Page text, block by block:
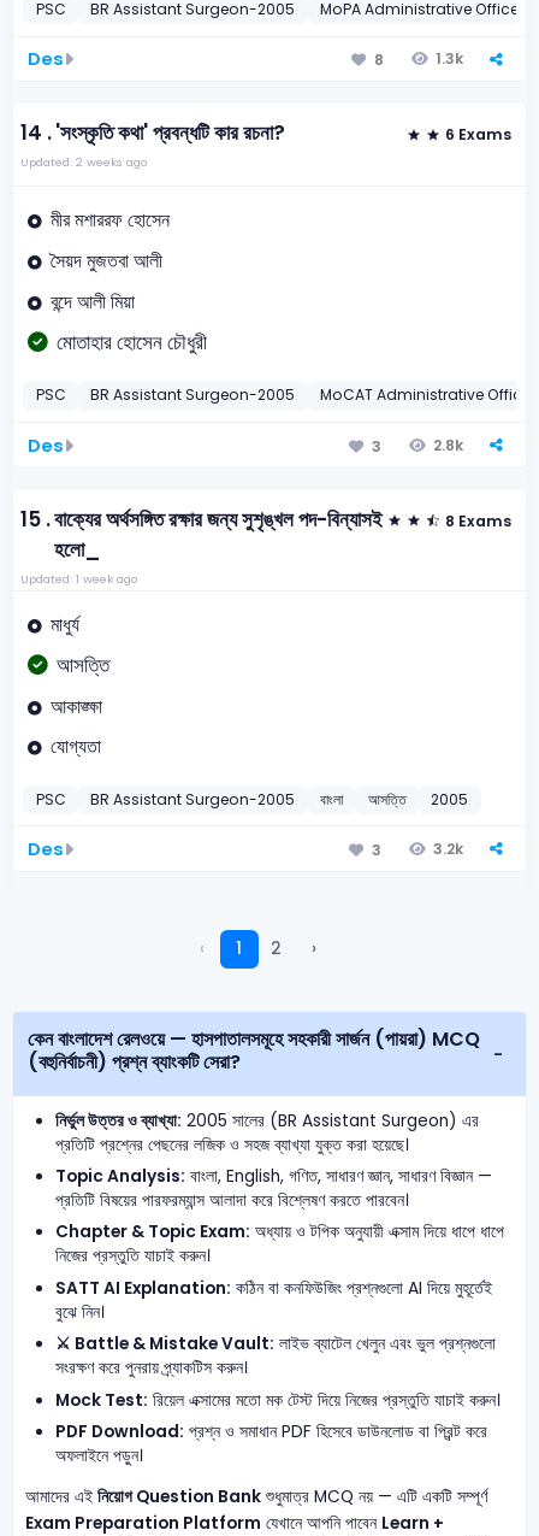
PSC BR Assistant Surgeon-2005 MoPA Administrative Officer-
Des 8 1.3k
14 .'সংস্কৃতি কথা' প্রবন্ধটি কার রচনা? 6 Exams
Updated: 2 weeks ago
মীর মশাররফ হোসেন
সৈয়দ মুজতবা আলী
বন্দে আলী মিয়া
মোতাহার হোসেন চৌধুরী
PSC BR Assistant Surgeon-2005 MoCAT Administrative
Des 3 2.8k
15 .বাক্যের অর্থসঙ্গিত রক্ষার জন্য সুশৃঙ্খল পদ-বিন্যাসই
হলো_
8 Exams
Updated: 1 week ago
মাধুর্য
আসত্তি
আকাঙ্ক্ষা
যোগ্যতা
PSC BR Assistant Surgeon-2005 বাংলা আসত্তি 2005
Des 3 3.2k
‹ 1 2 ›
কেন বাংলাদেশ রেলওয়ে — হাসপাতালসমূহে সহকারী সার্জন (পায়রা) MCQ
(বহুনির্বাচনী) প্রশ্ন ব্যাংকটি সেরা?
নির্ভুল উত্তর ও ব্যাখ্যা: 2005 সালের (BR Assistant Surgeon) এর
প্রতিটি প্রশ্নের পেছনের লজিক ও সহজ ব্যাখ্যা যুক্ত করা হয়েছে।
Topic Analysis: বাংলা, English, গণিত, সাধারণ জ্ঞান, সাধারণ বিজ্ঞান —
প্রতিটি বিষয়ের পারফরম্যান্স আলাদা করে বিশ্লেষণ করতে পারবেন।
Chapter & Topic Exam: অধ্যায় ও টপিক অনুযায়ী এক্সাম দিয়ে ধাপে ধাপে
নিজের প্রস্তুতি যাচাই করুন।
SATT AI Explanation: কঠিন বা কনফিউজিং প্রশ্নগুলো AI দিয়ে মুহূর্তেই
বুঝে নিন।
⚔️ Battle & Mistake Vault: লাইভ ব্যাটেল খেলুন এবং ভুল প্রশ্নগুলো
সংরক্ষণ করে পুনরায় প্র্যাকটিস করুন।
Mock Test: রিয়েল এক্সামের মতো মক টেস্ট দিয়ে নিজের প্রস্তুতি যাচাই করুন।
PDF Download: প্রশ্ন ও সমাধান PDF হিসেবে ডাউনলোড বা প্রিন্ট করে
অফলাইনে পড়ুন।
আমাদের এই নিয়োগ Question Bankশুধুমাত্র MCQ নয় — এটি একটি সম্পূর্ণ
Exam Preparation Platform যেখানে আপনি পাবেন Learn +